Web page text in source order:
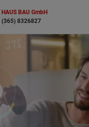
BAU GmbH
(365) 8326827
Sie